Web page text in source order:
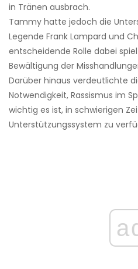
in Tränen ausbrach.
Tammy hatte jedoch die
Legende Frank Lampard und
entscheidende Rolle dabei
Bewältigung der
Darüber hinaus verdeutlichte
Notwendigkeit, Rassismus im
wichtig es ist, in schwierigen
Unterstützungssystem zu